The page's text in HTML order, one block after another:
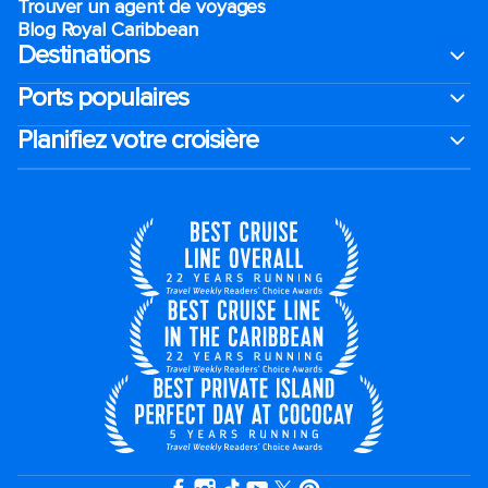
Trouver un agent de voyages
Blog Royal Caribbean
Destinations
Ports populaires
Planifiez votre croisière